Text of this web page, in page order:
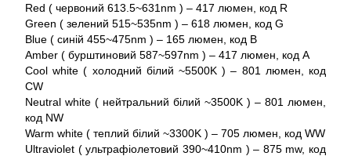
Red ( червоний 613.5~631nm ) – 417 люмен, код R
Green ( зелений 515~535nm ) – 618 люмен, код G
Blue ( синій 455~475nm ) – 165 люмен, код B
Amber ( бурштиновий 587~597nm ) – 417 люмен, код A
Cool white ( холодний білий ~5500K ) – 801 люмен, код
CW
Neutral white ( нейтральний білий ~3500K ) – 801 люмен,
код NW
Warm white ( теплий білий ~3300K ) – 705 люмен, код WW
Ultraviolet ( ультрафіолетовий 390~410nm ) – 875 mw, код